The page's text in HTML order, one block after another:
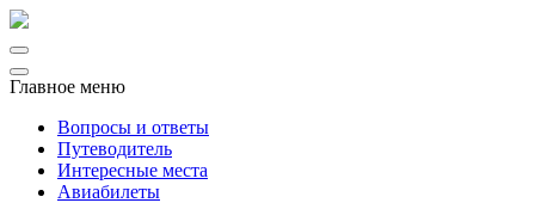
Главное меню
Вопросы и ответы
Путеводитель
Интересные места
Авиабилеты